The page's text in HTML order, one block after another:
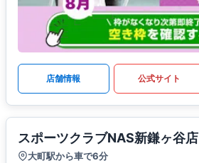
店舗情報 公式サイト
スポーツクラブNAS新鎌ヶ谷店
大町駅から車で6分